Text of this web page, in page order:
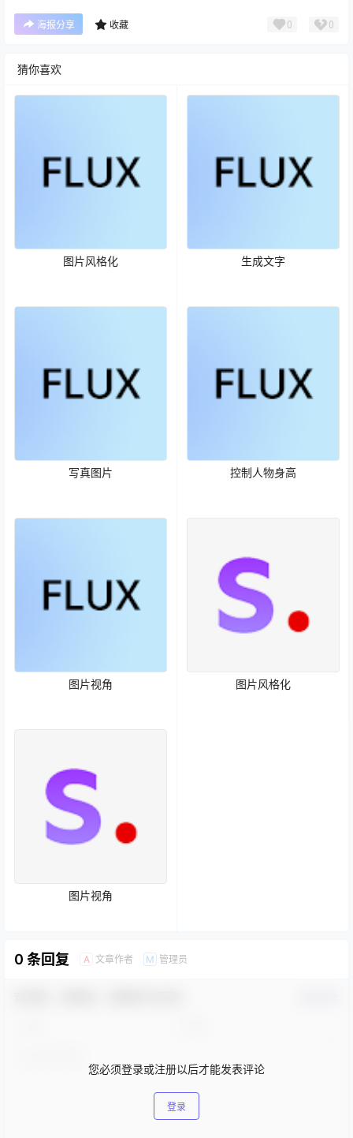
海报分享 收藏 0 0
猜你喜欢
图片风格化 生成文字
写真图片 控制人物身高
图片视角 图片风格化
图片视角
0 条回复 A 文章作者 M 管理员
您必须登录或注册以后才能发表评论
登录